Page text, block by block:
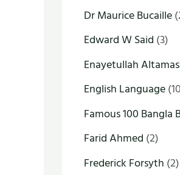
Dr Maurice Bucaille
Edward W Said (3)
Enayetullah
English Language
Famous 100 Bangla
Farid Ahmed (2)
Frederick Forsyth (2)